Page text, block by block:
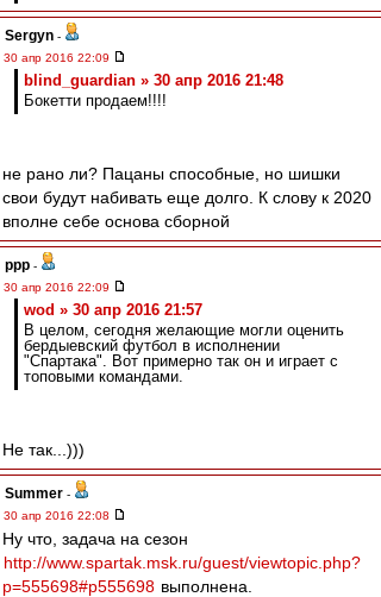
Sergyn -
30 апр 2016 22:09
blind_guardian » 30 апр 2016 21:48
Бокетти продаем!!!!
не рано ли? Пацаны способные, но шишки
свои будут набивать еще долго. К слову к 2020
вполне себе основа сборной
ppp -
30 апр 2016 22:09
wod » 30 апр 2016 21:57
В целом, сегодня желающие могли оценить
бердыевский футбол в исполнении
"Спартака". Вот примерно так он и играет с
топовыми командами.
Не так...)))
Summer -
30 апр 2016 22:08
Ну что, задача на сезон
http://www.spartak.msk.ru/guest/viewtopic.php?
p=555698#p555698 выполнена.